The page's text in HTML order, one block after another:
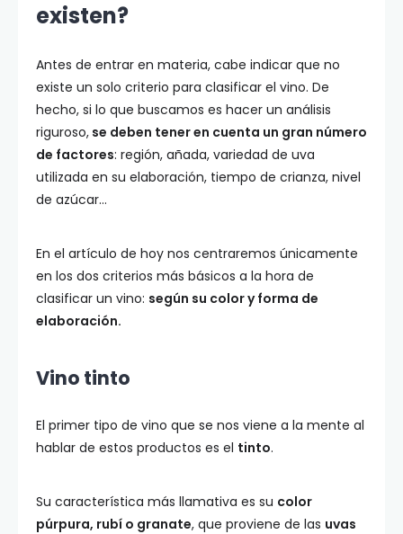
existen?
Antes de entrar en materia, cabe indicar que no
existe un solo criterio para clasificar el vino. De
hecho, si lo que buscamos es hacer un análisis
riguroso, se deben tener en cuenta un gran número
de factores: región, añada, variedad de uva
utilizada en su elaboración, tiempo de crianza, nivel
de azúcar…
En el artículo de hoy nos centraremos únicamente
en los dos criterios más básicos a la hora de
clasificar un vino: según su color y forma de
elaboración.
Vino tinto
El primer tipo de vino que se nos viene a la mente al
hablar de estos productos es el tinto.
Su característica más llamativa es su color
púrpura, rubí o granate, que proviene de las uvas